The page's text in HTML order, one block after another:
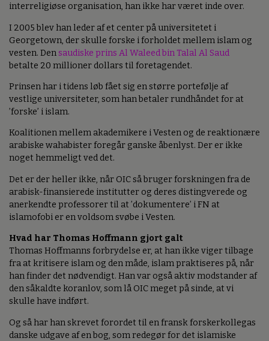
interreligiøse organisation, han ikke har været inde over.
I 2005 blev han leder af et center på universitetet i
Georgetown, der skulle forske i forholdet mellem islam og
vesten. Den saudiske prins Al Waleed bin Talal Al Saud
betalte 20 millioner dollars til foretagendet.
Prinsen har i tidens løb fået sig en større portefølje af
vestlige universiteter, som han betaler rundhåndet for at
’forske’ i islam.
Koalitionen mellem akademikere i Vesten og de reaktionære
arabiske wahabister foregår ganske åbenlyst. Der er ikke
noget hemmeligt ved det.
Det er der heller ikke, når OIC så bruger forskningen fra de
arabisk-finansierede institutter og deres distingverede og
anerkendte professorer til at ’dokumentere’ i FN at
islamofobi er en voldsom svøbe i Vesten.
Hvad har Thomas Hoffmann gjort galt
Thomas Hoffmanns forbrydelse er, at han ikke viger tilbage
fra at kritisere islam og den måde, islam praktiseres på, når
han finder det nødvendigt. Han var også aktiv modstander af
den såkaldte koranlov, som lå OIC meget på sinde, at vi
skulle have indført.
Og så har han skrevet forordet til en fransk forskerkollegas
danske udgave af en bog, som redegør for det islamiske